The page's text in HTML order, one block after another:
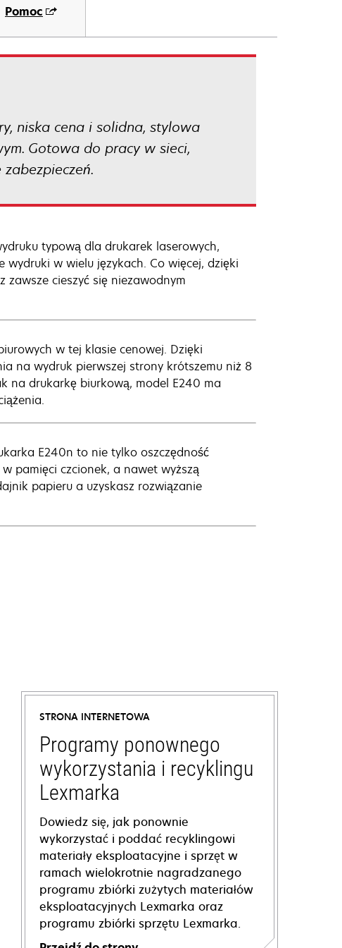
Pomoc
niska cena i solidna, stylowa
Gotowa do pracy w sieci,
typową dla drukarek laserowych,
w wielu językach. Co więcej, dzięki
cieszyć się niezawodnym
w tej klasie cenowej. Dzięki
na wydruk pierwszej strony krótszemu niż 8
na drukarkę biurkową, model E240 ma
E240n to nie tylko oszczędność
pamięci czcionek, a nawet wyższą
papieru a uzyskasz rozwiązanie
STRONA INTERNETOWA
Programy ponownego
wykorzystania i recyklingu
Lexmarka
Dowiedz się, jak ponownie
wykorzystać i poddać recyklingowi
materiały eksploatacyjne i sprzęt w
ramach wielokrotnie nagradzanego
programu zbiórki zużytych materiałów
eksploatacyjnych Lexmarka oraz
programu zbiórki sprzętu Lexmarka.